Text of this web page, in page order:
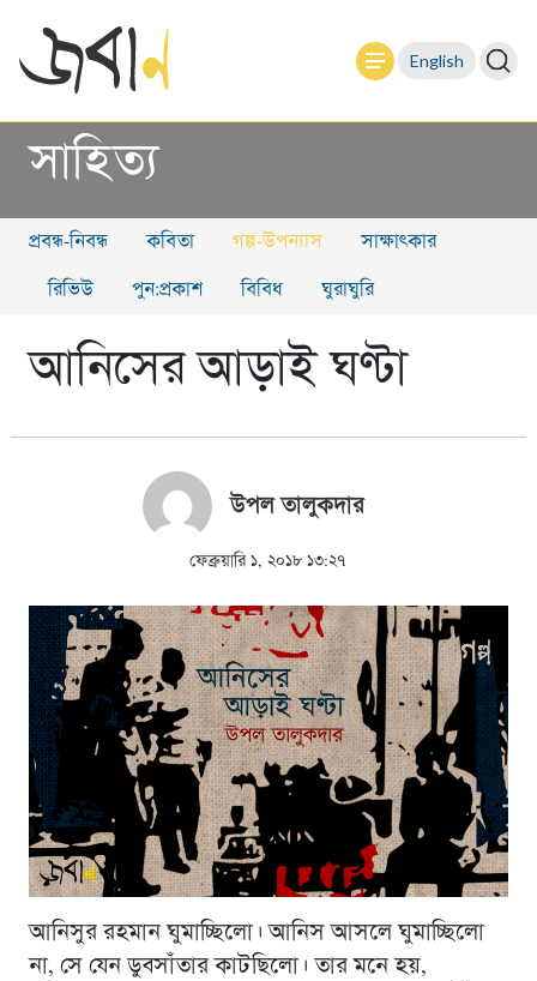
English
সাহিত্য
প্রবন্ধ-নিবন্ধ কবিতা গল্প-উপন্যাস সাক্ষাৎকার
রিভিউ পুন:প্রকাশ বিবিধ ঘুরাঘুরি
আনিসের আড়াই ঘণ্টা
উপল তালুকদার
ফেব্রুয়ারি ১, ২০১৮ ১৩:২৭
আনিসুর রহমান ঘুমাচ্ছিলো। আনিস আসলে ঘুমাচ্ছিলো
না, সে যেন ডুবসাঁতার কাটছিলো। তার মনে হয়,